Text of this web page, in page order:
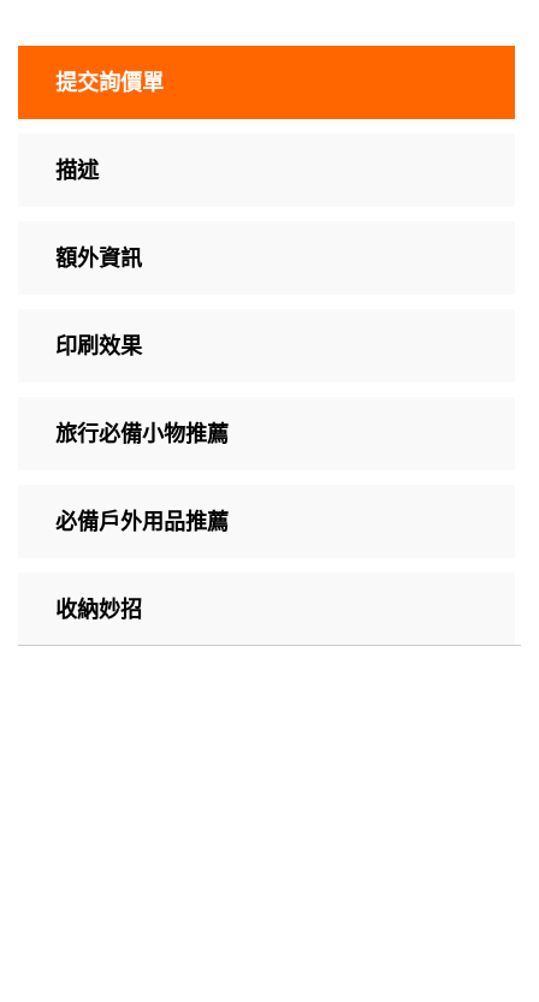
提交詢價單
描述
額外資訊
印刷效果
旅行必備小物推薦
必備戶外用品推薦
收納妙招